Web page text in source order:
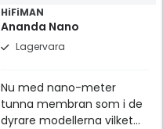
HiFiMAN
Ananda Nano
Lagervara
Nu med nano-meter
tunna membran som i de
dyrare modellerna vilket